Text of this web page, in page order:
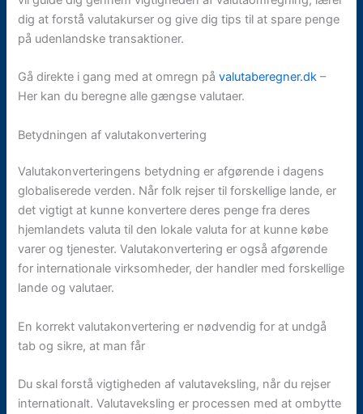
dig at forstå valutakurser og give dig tips til at spare penge
på udenlandske transaktioner.
Gå direkte i gang med at omregn påvalutaberegner.dk –
Her kan du beregne alle gængse valutaer.
Betydningen af valutakonvertering
Valutakonverteringens betydning er afgørende i dagens
globaliserede verden. Når folk rejser til forskellige lande, er
det vigtigt at kunne konvertere deres penge fra deres
hjemlandets valuta til den lokale valuta for at kunne købe
varer og tjenester. Valutakonvertering er også afgørende
for internationale virksomheder, der handler med forskellige
lande og valutaer.
En korrekt valutakonvertering er nødvendig for at undgå
tab og sikre, at man får
Du skal forstå vigtigheden af valutaveksling, når du rejser
internationalt. Valutaveksling er processen med at ombytte